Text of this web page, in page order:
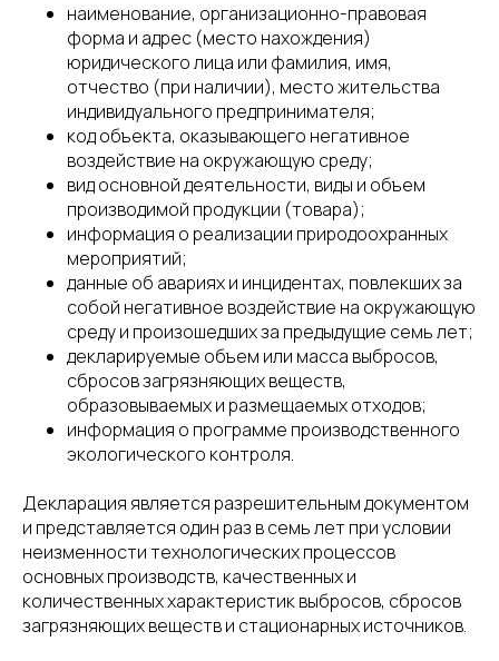
наименование, организационно-правовая
форма и адрес (место нахождения)
юридического лица или фамилия, имя,
отчество (при наличии), место жительства
индивидуального предпринимателя;
код объекта, оказывающего негативное
воздействие на окружающую среду;
вид основной деятельности, виды и объем
производимой продукции (товара);
информация о реализации природоохранных
мероприятий;
данные об авариях и инцидентах, повлекших за
собой негативное воздействие на окружающую
среду и произошедших за предыдущие семь лет;
декларируемые объем или масса выбросов,
сбросов загрязняющих веществ,
образовываемых и размещаемых отходов;
информация о программе производственного
экологического контроля.
Декларация является разрешительным документом
и представляется один раз в семь лет при условии
неизменности технологических процессов
основных производств, качественных и
количественных характеристик выбросов, сбросов
загрязняющих веществ и стационарных источников.